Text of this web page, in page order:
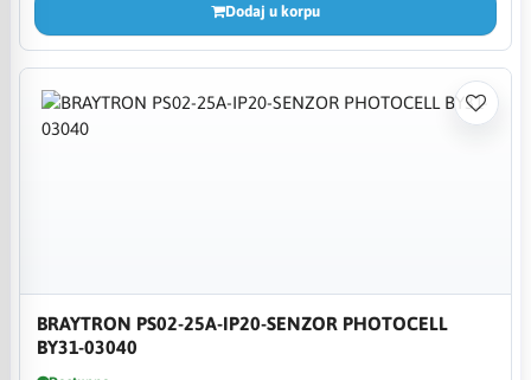
Dodaj u korpu
BRAYTRON PS02-25A-IP20-SENZOR PHOTOCELL
BY31-03040